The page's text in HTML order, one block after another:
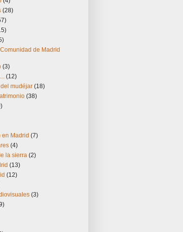
(28)
de Madrid
(3)
(12)
mudéjar (18)
(38)
en Madrid (7)
(4)
la sierra (2)
(13)
(12)
(3)